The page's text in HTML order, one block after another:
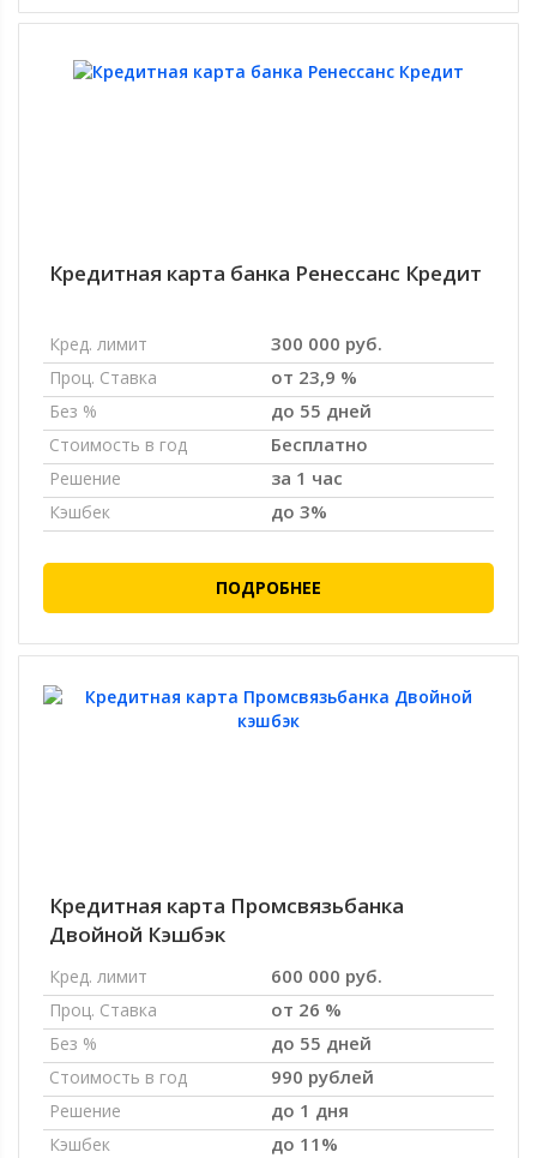
Кредитная карта банка Ренессанс Кредит
Кред. лимит 300 000 руб.
Проц. Ставка от 23,9 %
Без % до 55 дней
Стоимость в год Бесплатно
Решение за 1 час
Кэшбек до 3%
ПОДРОБНЕЕ
Кредитная карта Промсвязьбанка
Двойной Кэшбэк
Кред. лимит 600 000 руб.
Проц. Ставка от 26 %
Без % до 55 дней
Стоимость в год 990 рублей
Решение до 1 дня
Кэшбек до 11%